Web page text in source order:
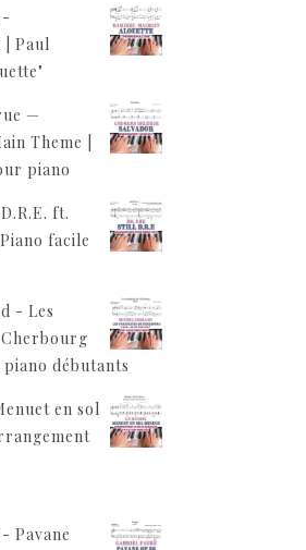
| Paul
—
Theme |
piano
ft.
facile
- Les
débutants
en sol
Pavane